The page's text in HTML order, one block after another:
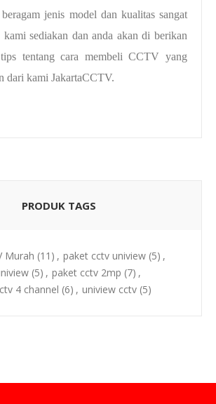
jenis model dan kualitas sangat
sediakan dan anda akan di berikan
tentang cara membeli CCTV yang
dari kami JakartaCCTV.
PRODUK TAGS
Murah (11) , paket cctv uniview (5) ,
(5) , paket cctv 2mp (7) ,
4 channel (6) , uniview cctv (5)